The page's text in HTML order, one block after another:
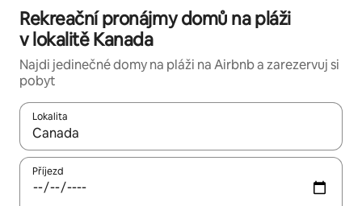
Rekreační pronájmy domů na pláži
v lokalitě Kanada
Najdi jedinečné domy na pláži na Airbnb a zarezervuj si
pobyt
Lokalita
Až budou výsledky k dispozici, můžeš si je procházet pomocí
Příjezd